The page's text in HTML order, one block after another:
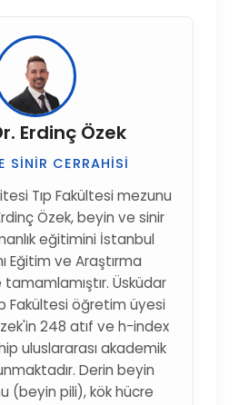
Erdinç Özek
SINIR CERRAHISI
Tıp Fakültesi mezunu
Özek, beyin ve sinir
eğitimini İstanbul
Eğitim ve Araştırma
Üsküdar
Fakültesi öğretim üyesi
248 atıf ve h-index
uluslararası akademik
Derin beyin
(beyin pili), kök hücre